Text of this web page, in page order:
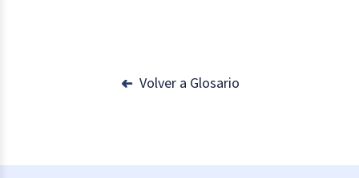
Volver a Glosario